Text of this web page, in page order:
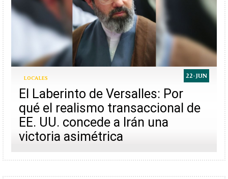
22-JUN
LOCALES
El Laberinto de Versalles: Por
qué el realismo transaccional de
EE. UU. concede a Irán una
victoria asimétrica